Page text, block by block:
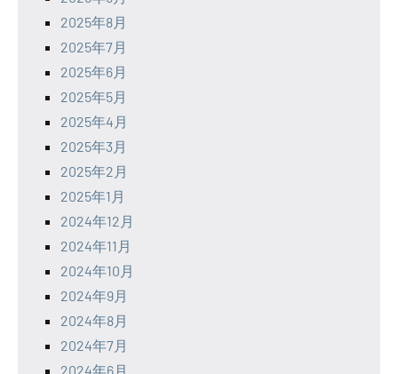
2025年8月
2025年7月
2025年6月
2025年5月
2025年4月
2025年3月
2025年2月
2025年1月
2024年12月
2024年11月
2024年10月
2024年9月
2024年8月
2024年7月
2024年6月